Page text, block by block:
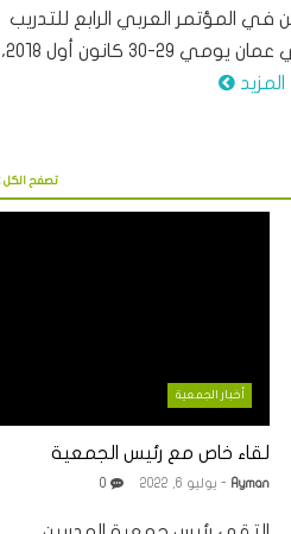
المؤتمر العربي الرابع للتدريب
الذي نظمه اتحاد المدربين العرب في عمان يومي ٢٩-٣٠ كانون أول ٢٠١٨،
المزيد
تصفح الكل
أخبار الجمعية
لقاء خاص مع رئيس الجمعية
Ayman - يوليو 6, 2022 0